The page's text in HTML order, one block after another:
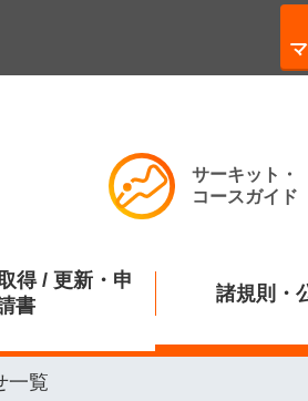
サーキット・
コースガイド
得 / 更新・申
書
諸規則・
一覧